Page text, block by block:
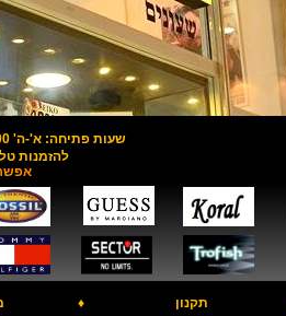
שעות פתיחה: א'-ה' 20:00 - 10:00, יום ו' 14:00 - 10:00
להזמנות
תקנון ♦